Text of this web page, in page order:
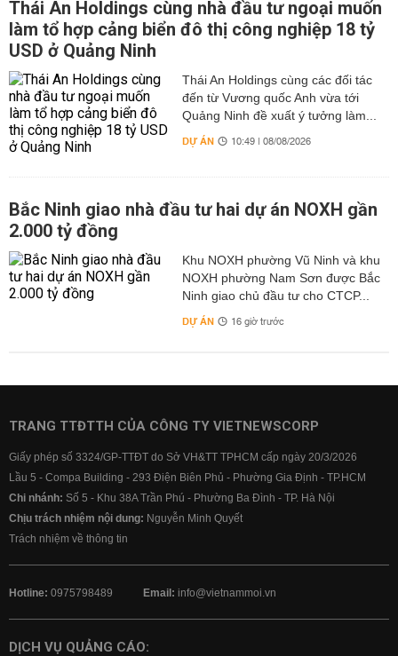
Thái An Holdings cùng nhà đầu tư ngoại muốn
làm tổ hợp cảng biển đô thị công nghiệp 18 tỷ
USD ở Quảng Ninh
Thái An Holdings cùng các đối tác
đến từ Vương quốc Anh vừa tới
Quảng Ninh đề xuất ý tưởng làm...
DỰ ÁN 10:49 | 08/08/2026
Bắc Ninh giao nhà đầu tư hai dự án NOXH gần
2.000 tỷ đồng
Khu NOXH phường Vũ Ninh và khu
NOXH phường Nam Sơn được Bắc
Ninh giao chủ đầu tư cho CTCP...
DỰ ÁN 16 giờ trước
TRANG TTĐTTH CỦA CÔNG TY VIETNEWSCORP
Giấy phép số 3324/GP-TTĐT do Sở VH&TT TPHCM cấp ngày 20/3/2026
Lầu 5 - Compa Building - 293 Điện Biên Phủ - Phường Gia Định - TP.HCM
Chi nhánh: Số 5 - Khu 38A Trần Phú - Phường Ba Đình - TP. Hà Nội
Chịu trách nhiệm nội dung: Nguyễn Minh Quyết
Trách nhiệm về thông tin
Hotline: 0975798489 Email: info@vietnammoi.vn
DỊCH VỤ QUẢNG CÁO: